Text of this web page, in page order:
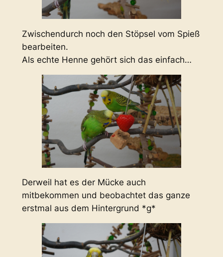
Zwischendurch noch den Stöpsel vom Spieß
bearbeiten.
Als echte Henne gehört sich das einfach…
Derweil hat es der Mücke auch
mitbekommen und beobachtet das ganze
erstmal aus dem Hintergrund *g*